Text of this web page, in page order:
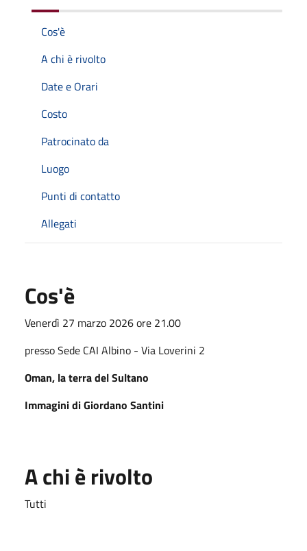
Cos'è
A chi è rivolto
Date e Orari
Costo
Patrocinato da
Luogo
Punti di contatto
Allegati
Cos'è
Venerdì 27 marzo 2026 ore 21.00
presso Sede CAI Albino - Via Loverini 2
Oman, la terra del Sultano
Immagini di Giordano Santini
A chi è rivolto
Tutti